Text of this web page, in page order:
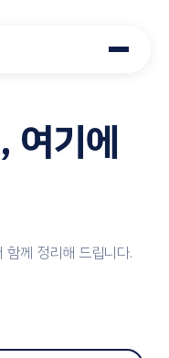
여기에
함께 정리해 드립니다.